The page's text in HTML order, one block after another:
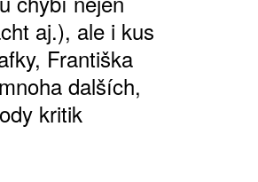
aj.), ale i kus
Františka
dalších,
kritik